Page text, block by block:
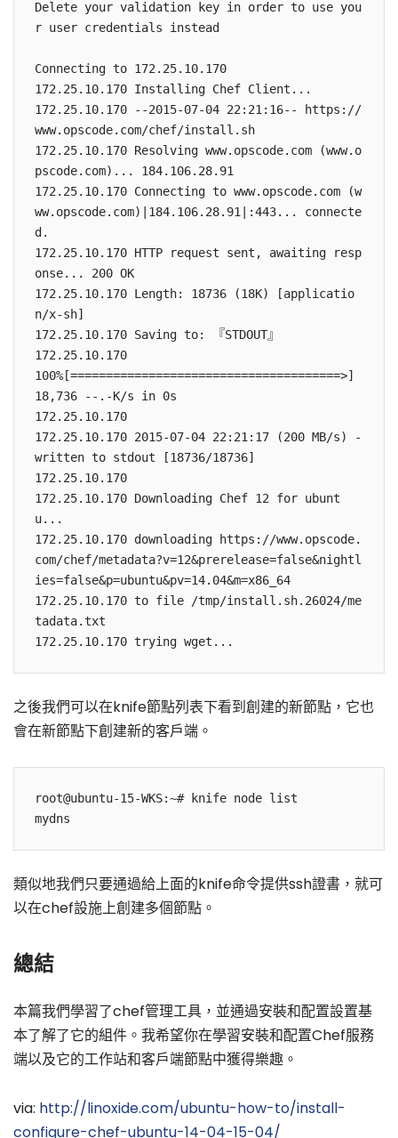
Delete your validation key in order to use you
r user credentials instead
Connecting to 172.25.10.170
172.25.10.170 Installing Chef Client...
172.25.10.170 --2015-07-04 22:21:16-- https://
www.opscode.com/chef/install.sh
172.25.10.170 Resolving www.opscode.com (www.o
pscode.com)... 184.106.28.91
172.25.10.170 Connecting to www.opscode.com (w
ww.opscode.com)|184.106.28.91|:443... connecte
d.
172.25.10.170 HTTP request sent, awaiting resp
onse... 200 OK
172.25.10.170 Length: 18736 (18K) [applicatio
n/x-sh]
172.25.10.170 Saving to: 『STDOUT』
172.25.10.170
100%[======================================>]
18,736 --.-K/s in 0s
172.25.10.170
172.25.10.170 2015-07-04 22:21:17 (200 MB/s) -
written to stdout [18736/18736]
172.25.10.170
172.25.10.170 Downloading Chef 12 for ubunt
u...
172.25.10.170 downloading https://www.opscode.
com/chef/metadata?v=12&prerelease=false&nightl
ies=false&p=ubuntu&pv=14.04&m=x86_64
172.25.10.170 to file /tmp/install.sh.26024/me
tadata.txt
之後我們可以在knife節點列表下看到創建的新節點，它也
會在新節點下創建新的客戶端。
root@ubuntu-15-WKS:~# knife node list
類似地我們只要通過給上面的knife命令提供ssh證書，就可
以在chef設施上創建多個節點。
總結
本篇我們學習了chef管理工具，並通過安裝和配置設置基
本了解了它的組件。我希望你在學習安裝和配置Chef服務
端以及它的工作站和客戶端節點中獲得樂趣。
via: http://linoxide.com/ubuntu-how-to/install-
configure-chef-ubuntu-14-04-15-04/